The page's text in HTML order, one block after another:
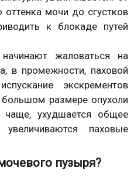
оттенка мочи до сгустков
к блокаде путей
жаловаться на
в промежности, паховой
экскрементов
размере опухоли
чаще, ухудшается общее
увеличиваются паховые
пузыря?